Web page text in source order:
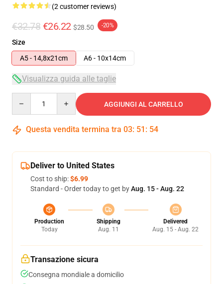
(2 customer reviews)
€32.78 €26.22 $28.50 -20%
Size
A5 - 14,8x21cm
A6 - 10x14cm
Visualizza guida alle taglie
AGGIUNGI AL CARRELLO
Questa vendita termina tra 03: 51 : 54
Deliver to United States
Cost to ship:$6.99
Standard - Order today to get byAug. 15 - Aug. 22
Production
Today
Shipping
Aug. 11
Delivered
Aug. 15 - Aug. 22
Transazione sicura
Consegna mondiale a domicilio